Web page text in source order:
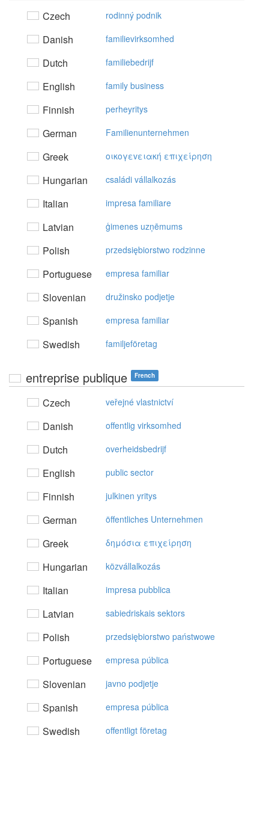
Czech rodinný podnik
Danish familievirksomhed
Dutch familiebedrijf
English family business
Finnish perheyritys
German Familienunternehmen
Greek oικoγεvειακή επιχείρηση
Hungarian családi vállalkozás
Italian impresa familiare
Latvian ģimenes uzņēmums
Polish przedsiębiorstwo rodzinne
Portuguese empresa familiar
Slovenian družinsko podjetje
Spanish empresa familiar
Swedish familjeföretag
entreprise publique French
Czech veřejné vlastnictví
Danish offentlig virksomhed
Dutch overheidsbedrijf
English public sector
Finnish julkinen yritys
German öffentliches Unternehmen
Greek δημόσια επιχείρηση
Hungarian közvállalkozás
Italian impresa pubblica
Latvian sabiedriskais sektors
Polish przedsiębiorstwo państwowe
Portuguese empresa pública
Slovenian javno podjetje
Spanish empresa pública
Swedish offentligt företag